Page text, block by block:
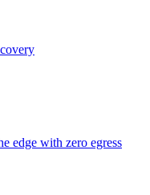
edge with zero egress